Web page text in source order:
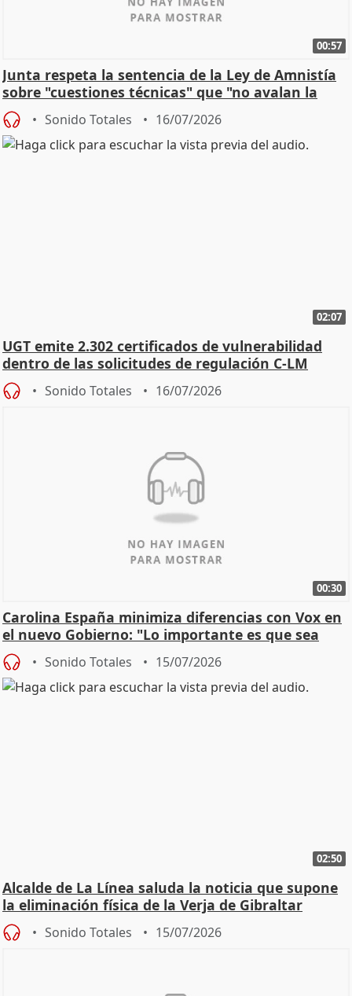
00:57
Junta respeta la sentencia de la Ley de Amnistía
sobre "cuestiones técnicas" que "no avalan la
const
Sonido Totales 16/07/2026
02:07
UGT emite 2.302 certificados de vulnerabilidad
dentro de las solicitudes de regulación C-LM
Sonido Totales 16/07/2026
00:30
Carolina España minimiza diferencias con Vox en
el nuevo Gobierno: "Lo importante es que sea
una leg
Sonido Totales 15/07/2026
02:50
Alcalde de La Línea saluda la noticia que supone
la eliminación física de la Verja de Gibraltar
Sonido Totales 15/07/2026